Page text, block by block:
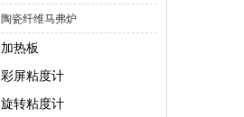
陶瓷纤维马弗炉
加热板
彩屏粘度计
旋转粘度计